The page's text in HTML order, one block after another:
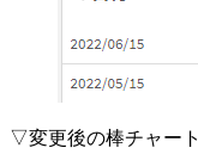
▽変更後の棒チャート